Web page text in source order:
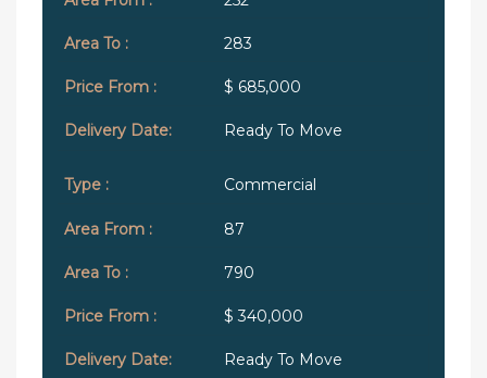
283
$ 685,000
Ready To Move
Commercial
87
790
$ 340,000
Ready To Move